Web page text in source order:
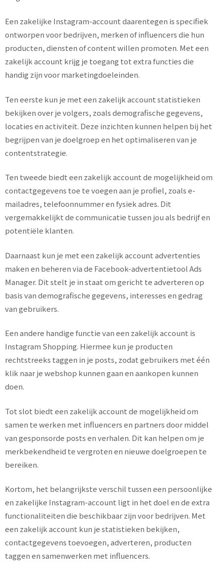
Een zakelijke Instagram-account daarentegen is specifiek
ontworpen voor bedrijven, merken of influencers die hun
producten, diensten of content willen promoten. Met een
zakelijk account krijg je toegang tot extra functies die
handig zijn voor marketingdoeleinden.
Ten eerste kun je met een zakelijk account statistieken
bekijken over je volgers, zoals demografische gegevens,
locaties en activiteit. Deze inzichten kunnen helpen bij het
begrijpen van je doelgroep en het optimaliseren van je
contentstrategie.
Ten tweede biedt een zakelijk account de mogelijkheid om
contactgegevens toe te voegen aan je profiel, zoals e-
mailadres, telefoonnummer en fysiek adres. Dit
vergemakkelijkt de communicatie tussen jou als bedrijf en
potentiële klanten.
Daarnaast kun je met een zakelijk account advertenties
maken en beheren via de Facebook-advertentietool Ads
Manager. Dit stelt je in staat om gericht te adverteren op
basis van demografische gegevens, interesses en gedrag
van gebruikers.
Een andere handige functie van een zakelijk account is
Instagram Shopping. Hiermee kun je producten
rechtstreeks taggen in je posts, zodat gebruikers met één
klik naar je webshop kunnen gaan en aankopen kunnen
doen.
Tot slot biedt een zakelijk account de mogelijkheid om
samen te werken met influencers en partners door middel
van gesponsorde posts en verhalen. Dit kan helpen om je
merkbekendheid te vergroten en nieuwe doelgroepen te
bereiken.
Kortom, het belangrijkste verschil tussen een persoonlijke
en zakelijke Instagram-account ligt in het doel en de extra
functionaliteiten die beschikbaar zijn voor bedrijven. Met
een zakelijk account kun je statistieken bekijken,
contactgegevens toevoegen, adverteren, producten
taggen en samenwerken met influencers.